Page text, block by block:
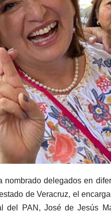
delegados en
de Veracruz, el
del PAN, José de Jesús